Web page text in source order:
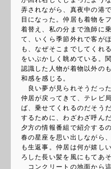
弄されながら、真夜中の港
目になった。仲居も着物を
着替え、私の分まで漁師に
て、いくら季節外れで客が
も、なぜそこまでしてくれ
をいぶかしく眺めている。
認識した人物が着物以外の
和感を感じる。
良い夢が見られそうだっ
仲居が戻ってきて、テレビ
ば、乗せてくれるのだそう
するために、わざわざ呼ん
夕方の情報番組で紹介する
春の星座を思い出しながら
も生返事。仲居は何が嬉し
ろした長い髪を風にもてあ
コンクリートの地面から